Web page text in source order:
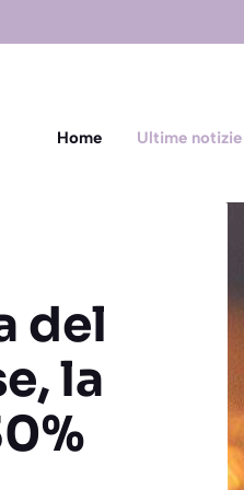
Home Ultime notizie
del
la